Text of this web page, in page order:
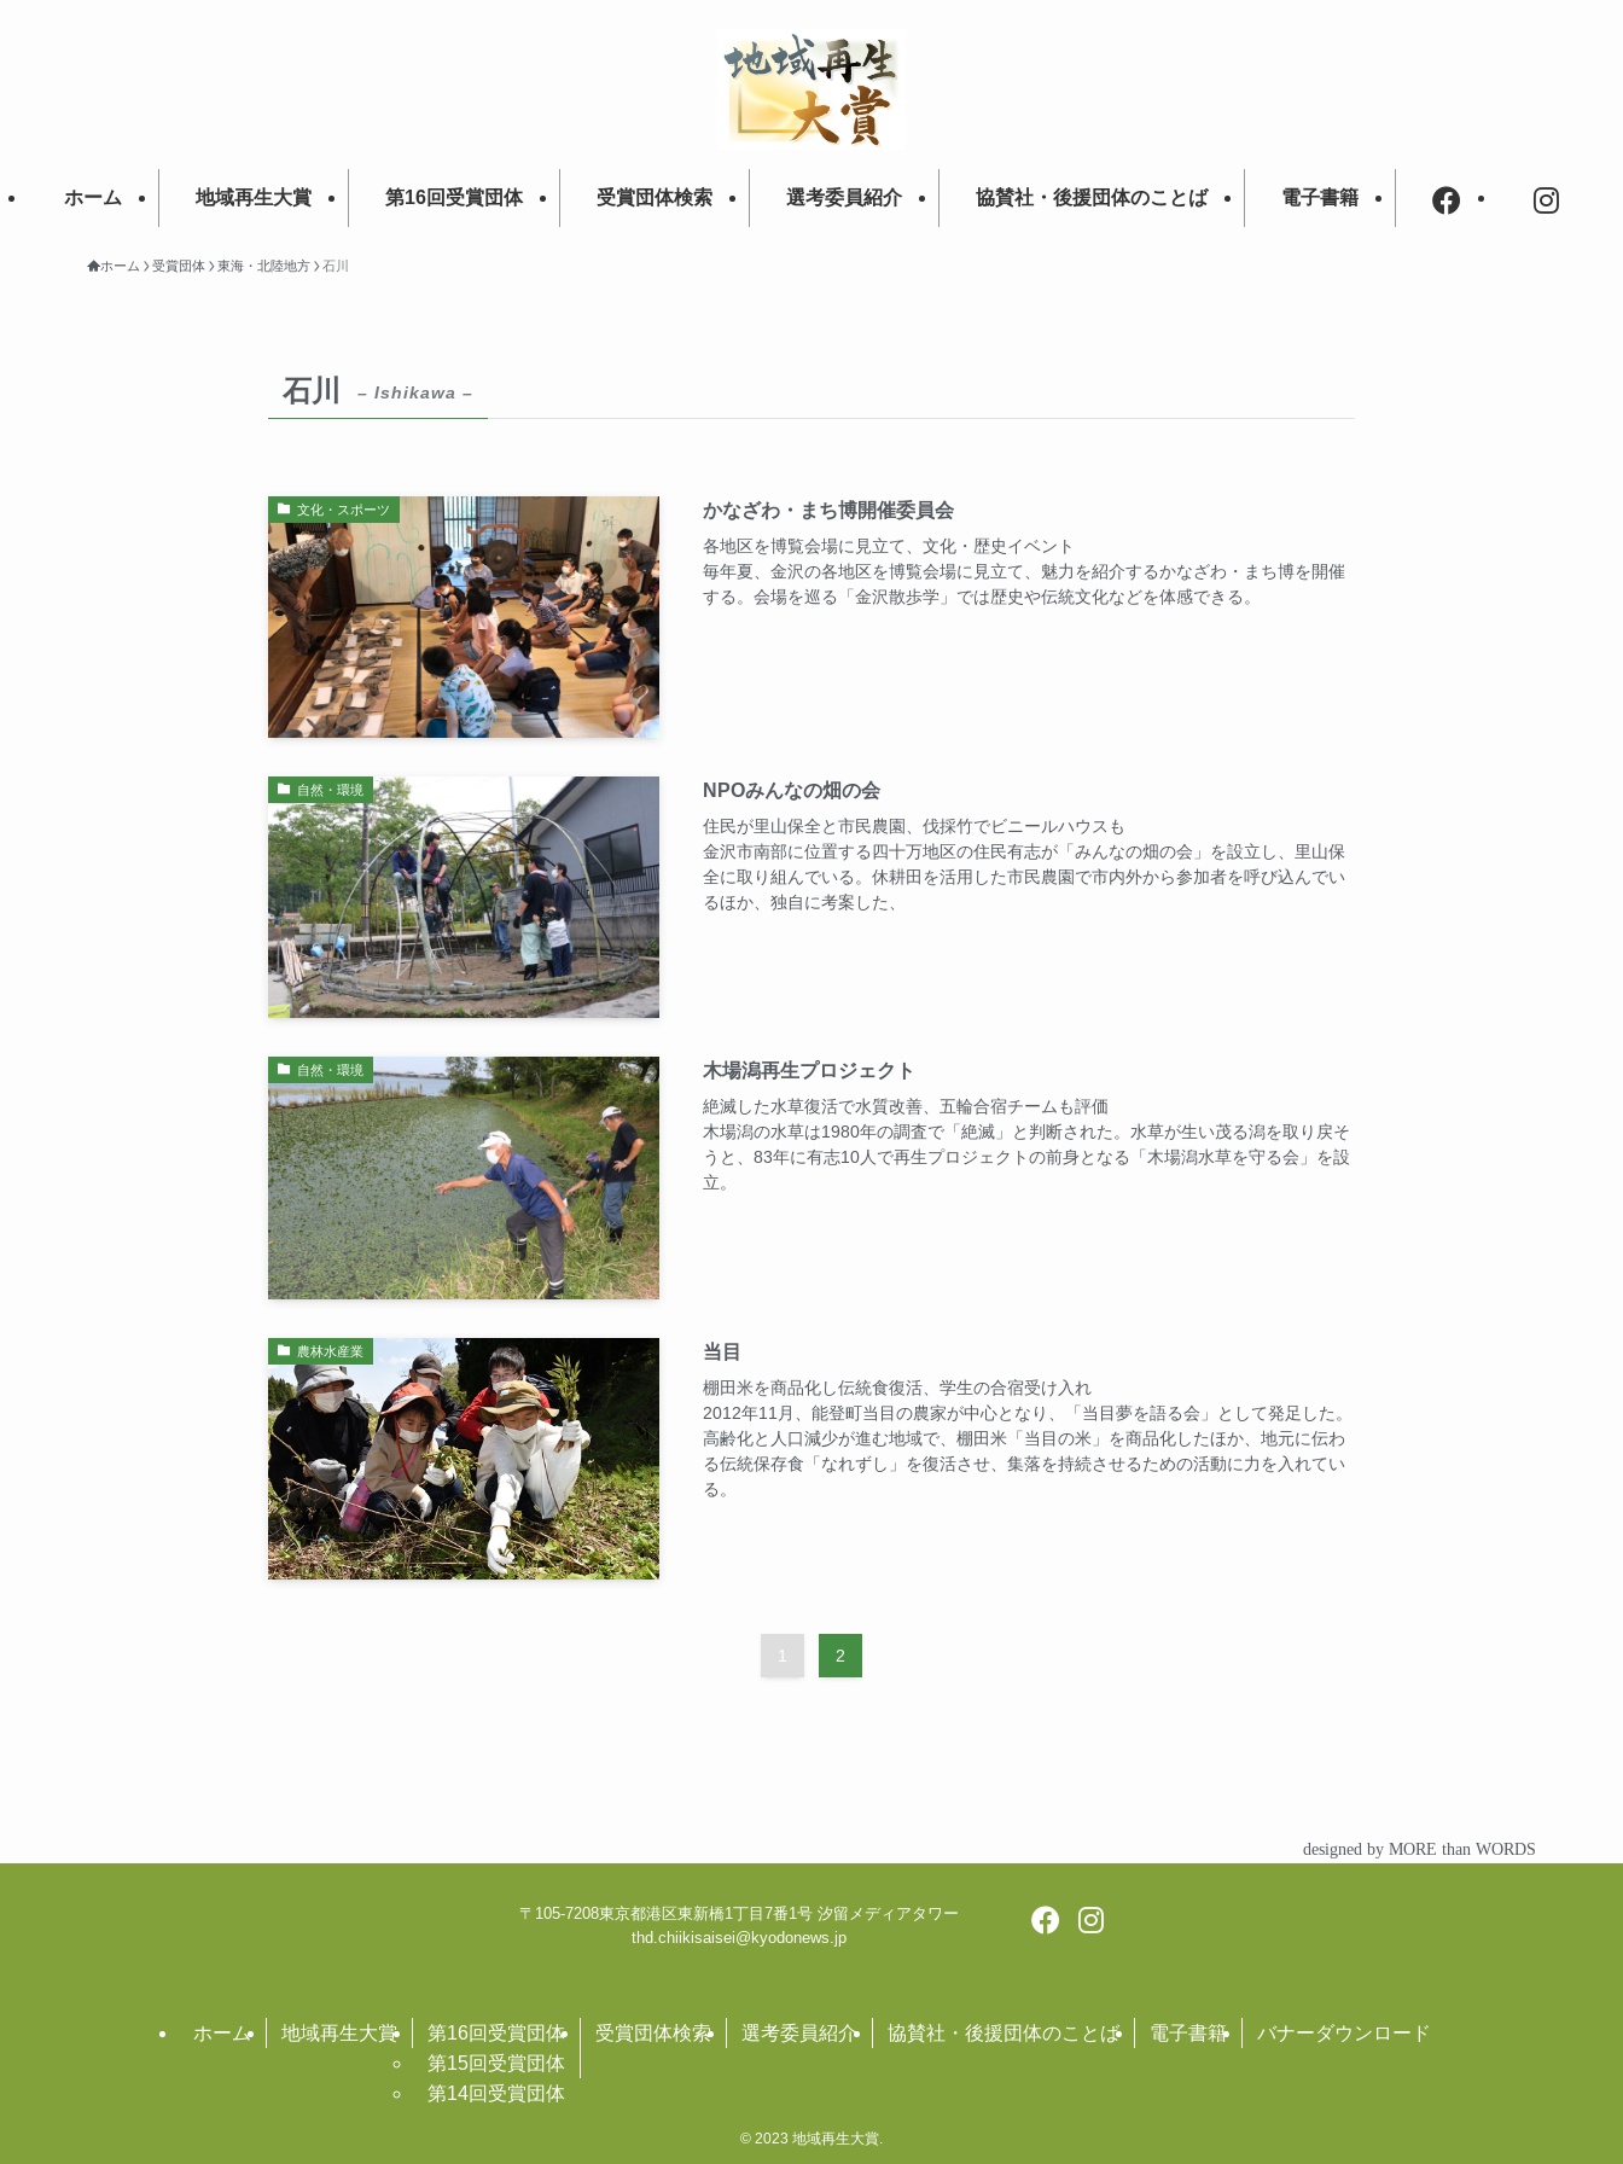
ホーム 地域再生大賞 第16回受賞団体 受賞団体検索 選考委員紹介 協賛社・後援団体のことば 電子書籍
ホーム 受賞団体 東海・北陸地方 石川
石川 – Ishikawa –
文化・スポーツ かなざわ・まち博開催委員会
各地区を博覧会場に見立て、文化・歴史イベント
毎年夏、金沢の各地区を博覧会場に見立て、魅力を紹介するかなざわ・まち博を開催
する。会場を巡る「金沢散歩学」では歴史や伝統文化などを体感できる。
自然・環境 NPOみんなの畑の会
住民が里山保全と市民農園、伐採竹でビニールハウスも
金沢市南部に位置する四十万地区の住民有志が「みんなの畑の会」を設立し、里山保
全に取り組んでいる。休耕田を活用した市民農園で市内外から参加者を呼び込んでい
るほか、独自に考案した、
自然・環境 木場潟再生プロジェクト
絶滅した水草復活で水質改善、五輪合宿チームも評価
木場潟の水草は1980年の調査で「絶滅」と判断された。水草が生い茂る潟を取り戻そ
うと、83年に有志10人で再生プロジェクトの前身となる「木場潟水草を守る会」を設
立。
農林水産業 当目
棚田米を商品化し伝統食復活、学生の合宿受け入れ
2012年11月、能登町当目の農家が中心となり、「当目夢を語る会」として発足した。
高齢化と人口減少が進む地域で、棚田米「当目の米」を商品化したほか、地元に伝わ
る伝統保存食「なれずし」を復活させ、集落を持続させるための活動に力を入れてい
る。
1 2
designed by MORE than WORDS
〒105-7208東京都港区東新橋1丁目7番1号 汐留メディアタワー
thd.chiikisaisei@kyodonews.jp
ホーム 地域再生大賞
第16回受賞団体
第15回受賞団体
第14回受賞団体
受賞団体検索 選考委員紹介 協賛社・後援団体のことば 電子書籍 バナーダウンロード
© 2023 地域再生大賞.